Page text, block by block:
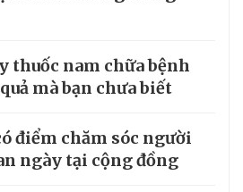
thuốc nam chữa bệnh
mà bạn chưa biết
điểm chăm sóc người
ngày tại cộng đồng